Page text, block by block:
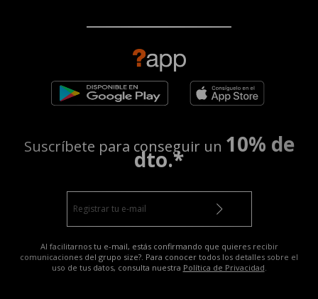
Suscríbete para conseguir un 10% de
dto.*
Al facilitarnos tu e-mail, estás confirmando que quieres recibir
comunicaciones del grupo size?. Para conocer todos los detalles sobre el
uso de tus datos, consulta nuestra Política de Privacidad